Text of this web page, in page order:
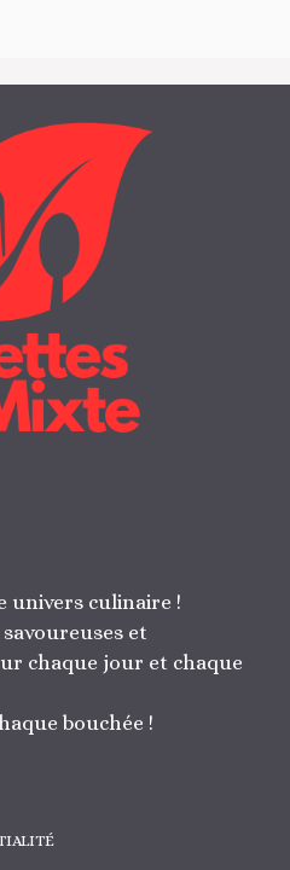
univers culinaire !
et
chaque jour et chaque
bouchée !